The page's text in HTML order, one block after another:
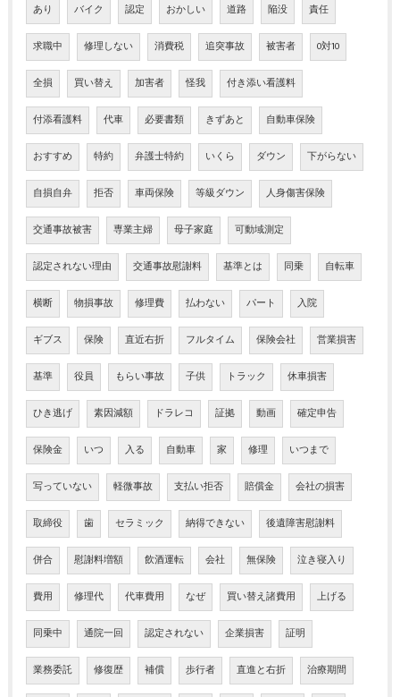
あり バイク 認定 おかしい 道路 陥没 責任
求職中 修理しない 消費税 追突事故 被害者 0対10
全損 買い替え 加害者 怪我 付き添い看護料
付添看護料 代車 必要書類 きずあと 自動車保険
おすすめ 特約 弁護士特約 いくら ダウン 下がらない
自損自弁 拒否 車両保険 等級ダウン 人身傷害保険
交通事故被害 専業主婦 母子家庭 可動域測定
認定されない理由 交通事故慰謝料 基準とは 同乗 自転車
横断 物損事故 修理費 払わない パート 入院
ギブス 保険 直近右折 フルタイム 保険会社 営業損害
基準 役員 もらい事故 子供 トラック 休車損害
ひき逃げ 素因減額 ドラレコ 証拠 動画 確定申告
保険金 いつ 入る 自動車 家 修理 いつまで
写っていない 軽微事故 支払い拒否 賠償金 会社の損害
取締役 歯 セラミック 納得できない 後遺障害慰謝料
併合 慰謝料増額 飲酒運転 会社 無保険 泣き寝入り
費用 修理代 代車費用 なぜ 買い替え諸費用 上げる
同乗中 通院一回 認定されない 企業損害 証明
業務委託 修復歴 補償 歩行者 直進と右折 治療期間